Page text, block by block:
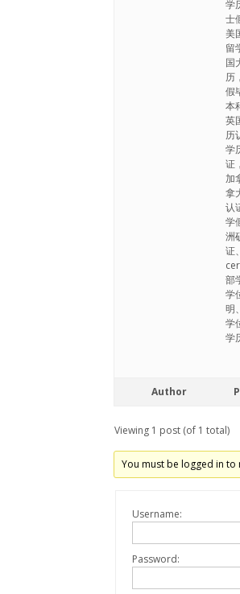
学
士
美
留
国
历
假
本
英
历
学
证
加
拿
认
学
洲
证
部
学
明
学
学
Author
Viewing 1 post (of 1 total)
You must be logged in
Username:
Password: